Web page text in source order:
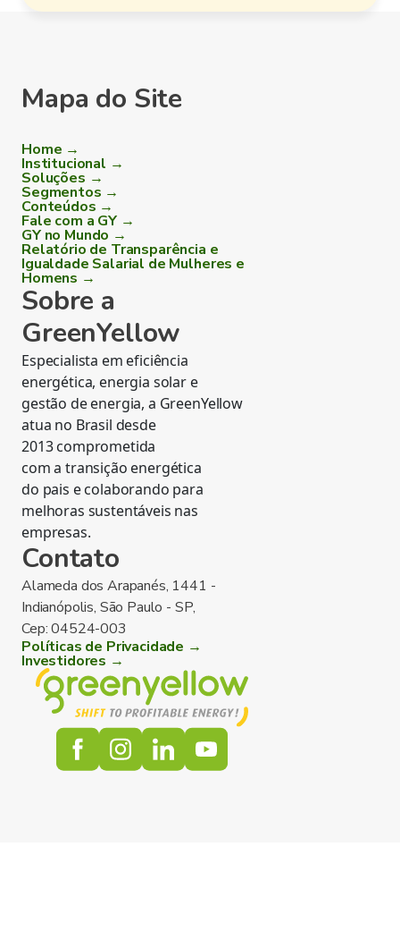
Mapa do Site
Home →
Institucional →
Soluções →
Segmentos →
Conteúdos →
Fale com a GY →
GY no Mundo →
Relatório de Transparência e
Igualdade Salarial de Mulheres e
Homens →
Sobre a
GreenYellow
Especialista em eficiência
energética, energia solar e
gestão de energia, a GreenYellow
atua no Brasil desde
2013 comprometida
com a transição energética
do pais e colaborando para
melhoras sustentáveis nas
empresas.
Contato
Alameda dos Arapanés, 1441 -
Indianópolis, São Paulo - SP,
Cep: 04524-003
Políticas de Privacidade →
Investidores →